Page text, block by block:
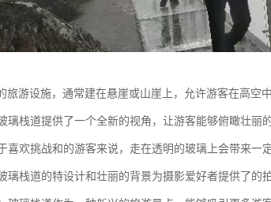
旅游设施，通常建在悬崖或山崖上，允许游客在高空
栈道提供了一个全新的视角，让游客能够俯瞰壮丽
欢挑战和的游客来说，走在透明的玻璃上会带来一
栈道的特设计和壮丽的背景为摄影爱好者提供了的